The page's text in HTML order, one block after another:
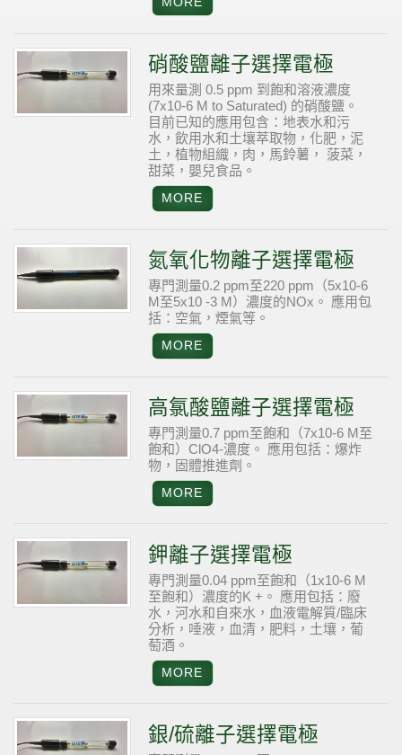
硝酸鹽離子選擇電極
用來量測 0.5 ppm 到飽和溶液濃度
(7x10-6 M to Saturated) 的硝酸鹽。
目前已知的應用包含：地表水和污
水，飲用水和土壤萃取物，化肥，泥
土，植物組織，肉，馬鈴薯， 菠菜，
甜菜，嬰兒食品。
氮氧化物離子選擇電極
專門測量0.2 ppm至220 ppm（5x10-6
M至5x10 -3 M）濃度的NOx。 應用包
括：空氣，煙氣等。
高氯酸鹽離子選擇電極
專門測量0.7 ppm至飽和（7x10-6 M至
飽和）ClO4-濃度。 應用包括：爆炸
物，固體推進劑。
鉀離子選擇電極
專門測量0.04 ppm至飽和（1x10-6 M
至飽和）濃度的K +。 應用包括：廢
水，河水和自來水，血液電解質/臨床
分析，唾液，血清，肥料，土壤，葡
萄酒。
銀/硫離子選擇電極